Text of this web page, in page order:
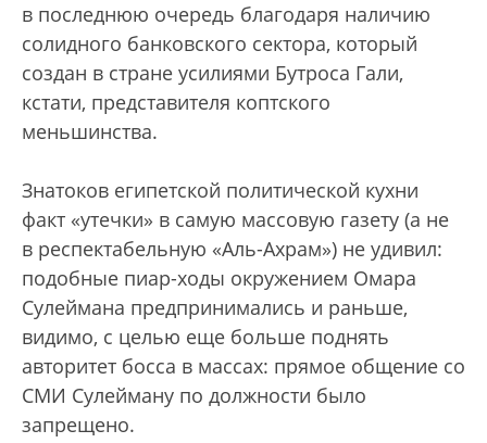
в последнюю очередь благодаря наличию
солидного банковского сектора, который
создан в стране усилиями Бутроса Гали,
кстати, представителя коптского
меньшинства.
Знатоков египетской политической кухни
факт «утечки» в самую массовую газету (а не
в респектабельную «Аль-Ахрам») не удивил:
подобные пиар-ходы окружением Омара
Сулеймана предпринимались и раньше,
видимо, с целью еще больше поднять
авторитет босса в массах: прямое общение со
СМИ Сулейману по должности было
запрещено.